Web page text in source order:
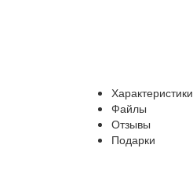
Характеристики
Файлы
Отзывы
Подарки